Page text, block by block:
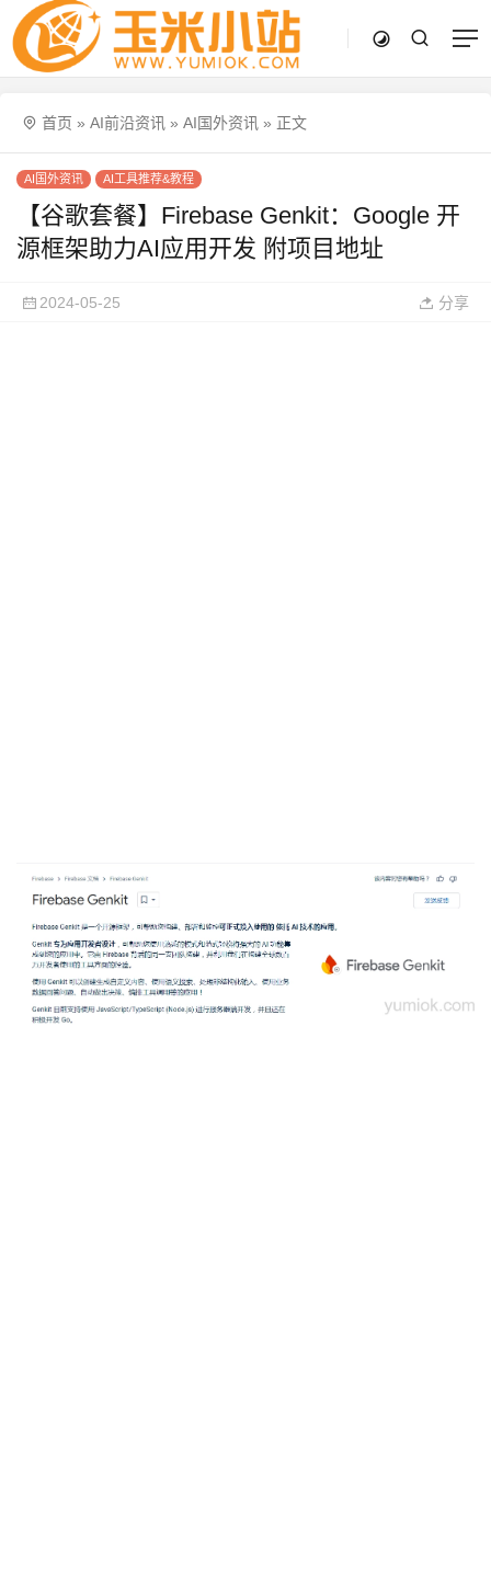
首页 » AI前沿资讯 » AI国外资讯 » 正文
AI国外资讯 AI工具推荐&教程
【谷歌套餐】Firebase Genkit：Google 开
源框架助力AI应用开发 附项目地址
2024-05-25 分享